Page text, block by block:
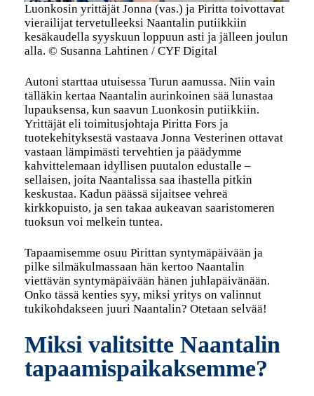
Luonkosin yrittäjät Jonna (vas.) ja Piritta toivottavat
vierailijat tervetulleeksi Naantalin putiikkiin
kesäkaudella syyskuun loppuun asti ja jälleen joulun
alla. © Susanna Lahtinen / CYF Digital
Autoni starttaa utuisessa Turun aamussa. Niin vain
tälläkin kertaa Naantalin aurinkoinen sää lunastaa
lupauksensa, kun saavun Luonkosin putiikkiin.
Yrittäjät eli toimitusjohtaja Piritta Fors ja
tuotekehityksestä vastaava Jonna Vesterinen ottavat
vastaan lämpimästi tervehtien ja päädymme
kahvittelemaan idyllisen puutalon edustalle –
sellaisen, joita Naantalissa saa ihastella pitkin
keskustaa. Kadun päässä sijaitsee vehreä
kirkkopuisto, ja sen takaa aukeavan saaristomeren
tuoksun voi melkein tuntea.
Tapaamisemme osuu Pirittan syntymäpäivään ja
pilke silmäkulmassaan hän kertoo Naantalin
viettävän syntymäpäivään hänen juhlapäivänään.
Onko tässä kenties syy, miksi yritys on valinnut
tukikohdakseen juuri Naantalin? Otetaan selvää!
Miksi valitsitte Naantalin
tapaamispaikaksemme?